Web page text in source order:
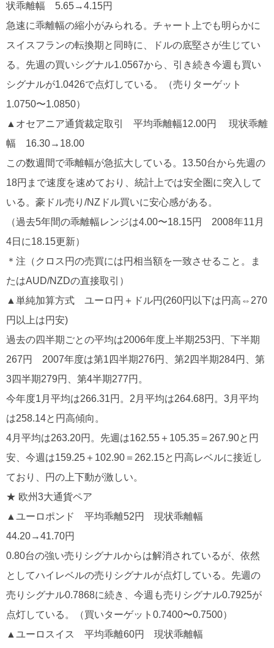
状乖離幅 5.65→4.15円
急速に乖離幅の縮小がみられる。チャート上でも明らかに
スイスフランの転換期と同時に、ドルの底堅さが生じてい
る。先週の買いシグナル1.0567から、引き続き今週も買い
シグナルが1.0426で点灯している。（売りターゲット
1.0750〜1.0850）
▲オセアニア通貨裁定取引 平均乖離幅12.00円 現状乖離
幅 16.30→18.00
この数週間で乖離幅が急拡大している。13.50台から先週の
18円まで速度を速めており、統計上では安全圏に突入して
いる。豪ドル売り/NZドル買いに安心感がある。
（過去5年間の乖離幅レンジは4.00〜18.15円 2008年11月
4日に18.15更新）
＊注（クロス円の売買には円相当額を一致させること。ま
たはAUD/NZDの直接取引）
▲単純加算方式 ユーロ円＋ドル円(260円以下は円高⇔270
円以上は円安)
過去の四半期ごとの平均は2006年度上半期253円、下半期
267円 2007年度は第1四半期276円、第2四半期284円、第
3四半期279円、第4半期277円。
今年度1月平均は266.31円。2月平均は264.68円。3月平均
は258.14と円高傾向。
4月平均は263.20円。先週は162.55＋105.35＝267.90と円
安、今週は159.25＋102.90＝262.15と円高レベルに接近し
ており、円の上下動が激しい。
★ 欧州3大通貨ペア
▲ユーロポンド 平均乖離52円 現状乖離幅
44.20→41.70円
0.80台の強い売りシグナルからは解消されているが、依然
としてハイレベルの売りシグナルが点灯している。先週の
売りシグナル0.7868に続き、今週も売りシグナル0.7925が
点灯している。（買いターゲット0.7400〜0.7500）
▲ユーロスイス 平均乖離60円 現状乖離幅